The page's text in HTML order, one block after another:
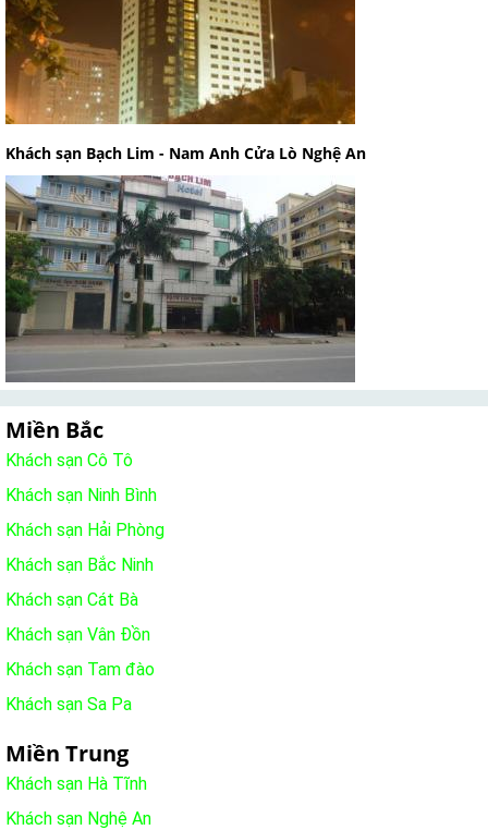
Khách sạn Bạch Lim - Nam Anh Cửa Lò Nghệ An
Miền Bắc
Khách sạn Cô Tô
Khách sạn Ninh Bình
Khách sạn Hải Phòng
Khách sạn Bắc Ninh
Khách sạn Cát Bà
Khách sạn Vân Đồn
Khách sạn Tam đào
Khách sạn Sa Pa
Miền Trung
Khách sạn Hà Tĩnh
Khách sạn Nghệ An